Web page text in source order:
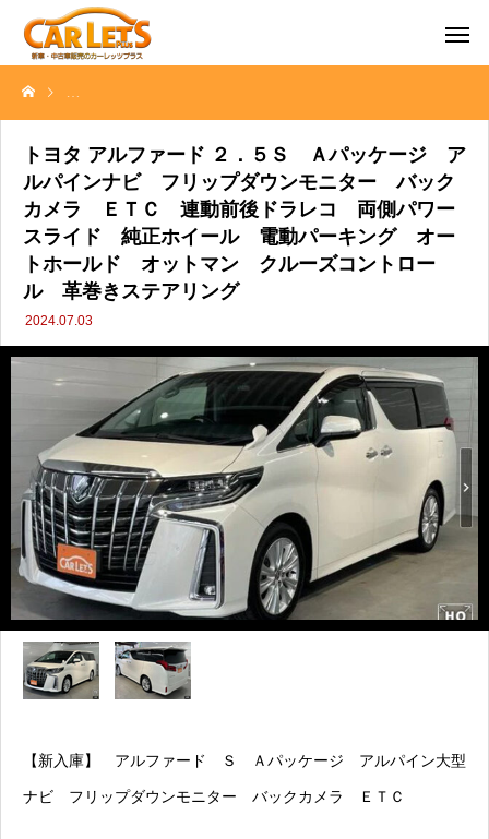
トヨタ アルファード ２．５Ｓ Ａパッケージ アルパインナビ フ
トヨタ アルファード ２．５Ｓ Ａパッケージ ア
ルパインナビ フリップダウンモニター バック
カメラ ＥＴＣ 連動前後ドラレコ 両側パワー
スライド 純正ホイール 電動パーキング オー
トホールド オットマン クルーズコントロー
ル 革巻きステアリング
2024.07.03
【新入庫】 アルファード Ｓ Ａパッケージ アルパイン大型
ナビ フリップダウンモニター バックカメラ ＥＴＣ